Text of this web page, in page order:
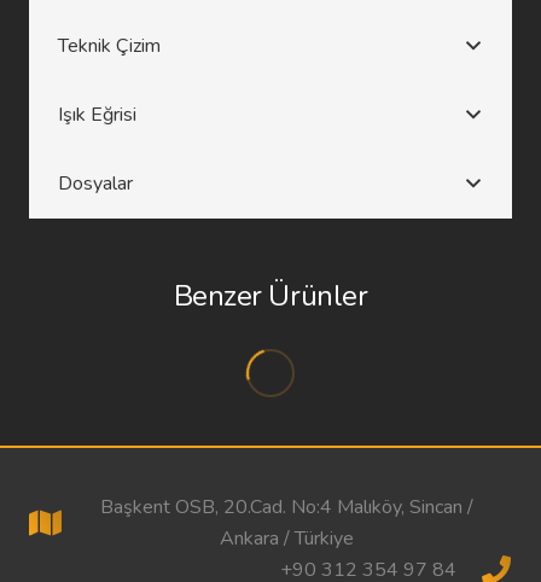
Teknik Çizim
Işık Eğrisi
Dosyalar
Benzer Ürünler
Başkent OSB, 20.Cad. No:4 Malıköy, Sincan /
Ankara / Türkiye
+90 312 354 97 84